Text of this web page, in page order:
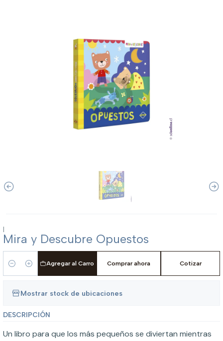
|
Mira y Descubre Opuestos
Cantidad
Agregar al Carro Comprar ahora Cotizar
Mostrar stock de ubicaciones
DESCRIPCIÓN
Un libro para que los más pequeños se diviertan mientras